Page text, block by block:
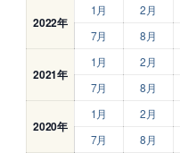
2022年
1月 2月
7月
8月
2021年
1月 2月
7月
8月
2020年
1月 2月
7月
8月